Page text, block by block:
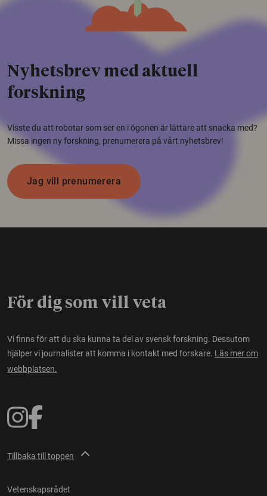
Nyhetsbrev med aktuell
forskning
Visste du att robotar som ser en i ögonen är lättare att snacka med?
Missa ingen ny forskning, prenumerera på vårt nyhetsbrev!
Jag vill prenumerera
För dig som vill veta
Vi finns för att du ska kunna ta del av svensk forskning. Dessutom
hjälper vi journalister att komma i kontakt med forskare. Läs mer om
webbplatsen.
Tillbaka till toppen
Vetenskapsrådet